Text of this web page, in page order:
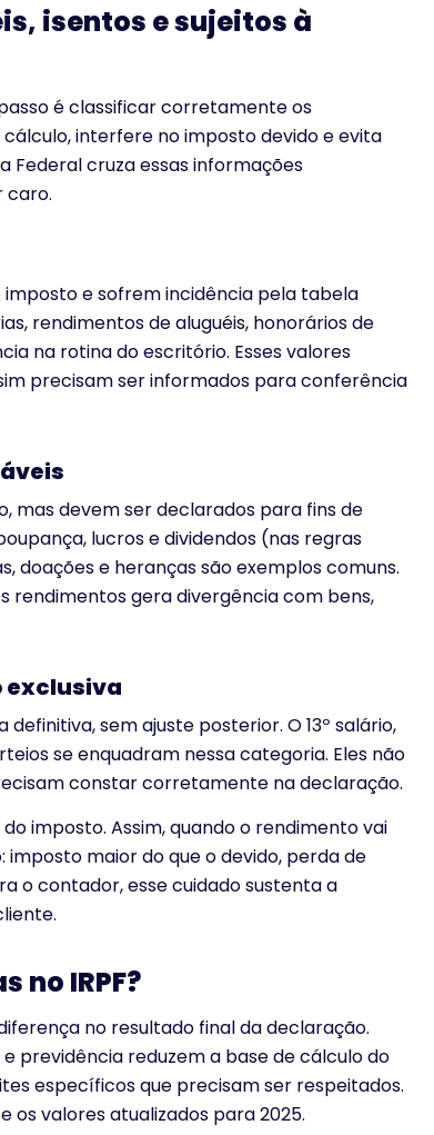
isentos e sujeitos à
é classificar corretamente os
interfere no imposto devido e evita
Federal cruza essas informações
caro.
e sofrem incidência pela tabela
rendimentos de aluguéis, honorários de
na rotina do escritório. Esses valores
precisam ser informados para conferência
mas devem ser declarados para fins de
lucros e dividendos (nas regras
doações e heranças são exemplos comuns.
rendimentos gera divergência com bens,
exclusiva
sem ajuste posterior. O 13º salário,
se enquadram nessa categoria. Eles não
constar corretamente na declaração.
imposto. Assim, quando o rendimento vai
maior do que o devido, perda de
o contador, esse cuidado sustenta a
no IRPF?
no resultado final da declaração.
previdência reduzem a base de cálculo do
específicos que precisam ser respeitados.
os valores atualizados para 2025.